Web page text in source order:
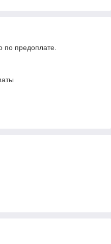
по предоплате.